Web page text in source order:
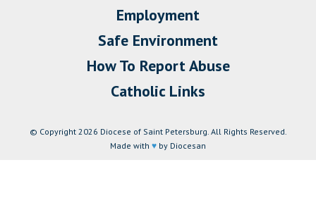
Employment
Safe Environment
How To Report Abuse
Catholic Links
© Copyright 2026 Diocese of Saint Petersburg. All Rights Reserved.
Made with ♥ by Diocesan